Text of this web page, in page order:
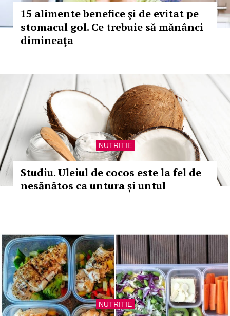
15 alimente benefice şi de evitat pe
stomacul gol. Ce trebuie să mănânci
dimineaţa
NUTRITIE
Studiu. Uleiul de cocos este la fel de
nesănătos ca untura și untul
NUTRITIE